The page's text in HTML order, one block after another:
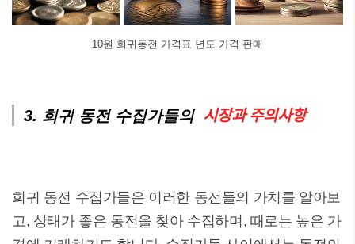
10원 희귀동전 가격표 년도 가격 판매
3. 희귀 동전 수집가들의 시장과 주의사항
희귀 동전 수집가들은 이러한 동전들의 가치를 알아보
고, 상태가 좋은 동전을 찾아 수집하며, 때로는 높은 가